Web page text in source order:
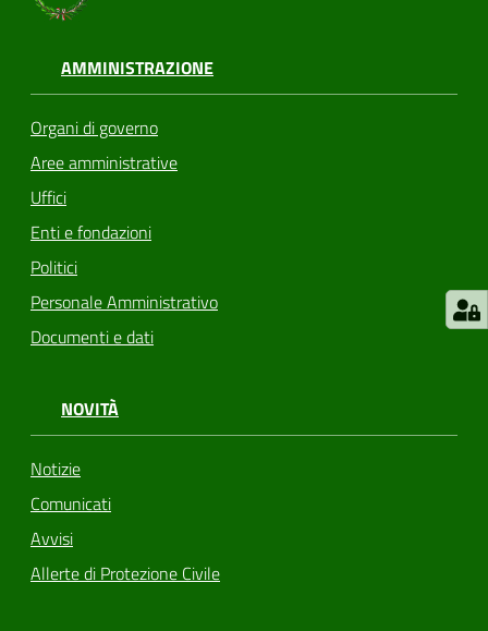
AMMINISTRAZIONE
Organi di governo
Aree amministrative
Uffici
Enti e fondazioni
Politici
Personale Amministrativo
Documenti e dati
NOVITÀ
Notizie
Comunicati
Avvisi
Allerte di Protezione Civile